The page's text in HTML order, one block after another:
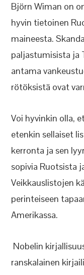
Björn Wiman on
hyvin tietoinen
maineesta.
paljastumisista ja
antama
rötöksistä ovat
Voi hyvinkin olla,
etenkin sellaiset
kerronta ja sen
sopivia Ruotsista
Veikkauslistojen
perinteiseen
Amerikassa.
Nobelin
ranskalainen